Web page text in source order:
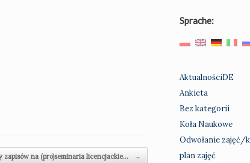
zapisów na (pro)seminaria licencjackie… →
Sprache:
AktualnościDE
Ankieta
Bez kategorii
Koła Naukowe
Odwołanie zajęć/
plan zajęć